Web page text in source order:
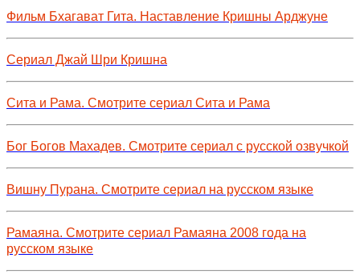
Фильм Бхагават Гита. Наставление Кришны Арджуне
Сериал Джай Шри Кришна
Сита и Рама. Смотрите сериал Сита и Рама
Бог Богов Махадев. Смотрите сериал с русской озвучкой
Вишну Пурана. Смотрите сериал на русском языке
Рамаяна. Смотрите сериал Рамаяна 2008 года на
русском языке